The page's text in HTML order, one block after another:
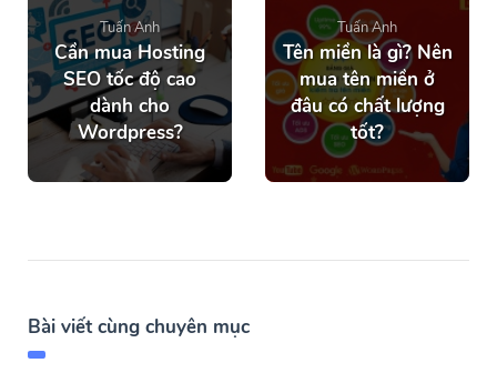
Tuấn Anh
Cần mua Hosting
SEO tốc độ cao
dành cho
Wordpress?
Tuấn Anh
Tên miền là gì? Nên
mua tên miền ở
đâu có chất lượng
tốt?
Bài viết cùng chuyên mục